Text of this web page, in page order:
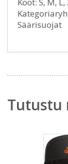
Koot: S, M, L,
Säärisuojat
Tutustu